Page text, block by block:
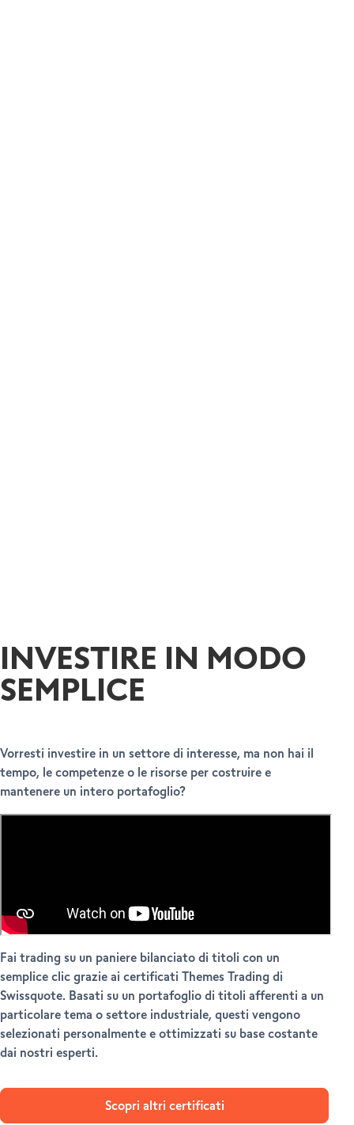
INVESTIRE IN MODO
SEMPLICE
Vorresti investire in un settore di interesse, ma non hai il
tempo, le competenze o le risorse per costruire e
mantenere un intero portafoglio?
Fai trading su un paniere bilanciato di titoli con un
semplice clic grazie ai certificati Themes Trading di
Swissquote. Basati su un portafoglio di titoli afferenti a un
particolare tema o settore industriale, questi vengono
selezionati personalmente e ottimizzati su base costante
dai nostri esperti.
Scopri altri certificati